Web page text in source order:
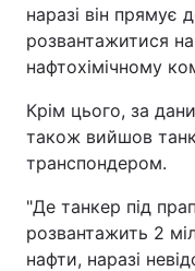
наразі він прямує
розвантажитися
нафтохімічному
Крім цього, за
також вийшов
транспондером.
"Де танкер під
розвантажить 2
нафти, наразі